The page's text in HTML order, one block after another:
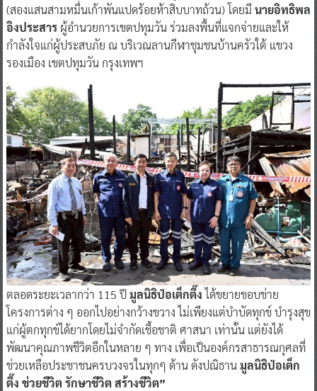
(สองแสนสามหมื่นเก้าพันแปดร้อยห้าสิบบาทถ้วน) โดยมี นายอิทธิพล
อิงประสารผู้อำนวยการเขตปทุมวัน ร่วมลงพื้นที่แจกจ่ายและให้
กำลังใจแก่ผู้ประสบภัย ณ บริเวณลานกีฬาชุมชนบ้านครัวใต้ แขวง
รองเมือง เขตปทุมวัน กรุงเทพฯ
ตลอดระยะเวลากว่า 115 ปีมูลนิธิป่อเต็กตึ๊งได้ขยายขอบข่าย
โครงการต่าง ๆ ออกไปอย่างกว้างขวาง ไม่เพียงแต่บำบัดทุกข์ บำรุงสุข
แก่ผู้ตกทุกข์ได้ยากโดยไม่จำกัดเชื้อชาติ ศาสนา เท่านั้น แต่ยังได้
พัฒนาคุณภาพชีวิตอีกในหลาย ๆ ทาง เพื่อเป็นองค์กรสาธารณกุศลที่
ช่วยเหลือประชาชนครบวงจรในทุกๆ ด้าน ดังปณิธานมูลนิธิป่อเต็ก
ตึ๊ง ช่วยชีวิต รักษาชีวิต สร้างชีวิต”